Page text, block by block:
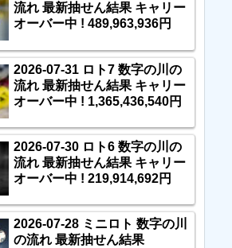
流れ 最新抽せん結果 キャリー
オーバー中 ! 489,963,936円
2026-07-31 ロト7 数字の川の
流れ 最新抽せん結果 キャリー
オーバー中 ! 1,365,436,540円
2026-07-30 ロト6 数字の川の
流れ 最新抽せん結果 キャリー
オーバー中 ! 219,914,692円
2026-07-28 ミニロト 数字の川
の流れ 最新抽せん結果